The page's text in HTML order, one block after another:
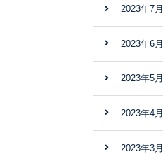
2023年7月
2023年6月
2023年5月
2023年4月
2023年3月